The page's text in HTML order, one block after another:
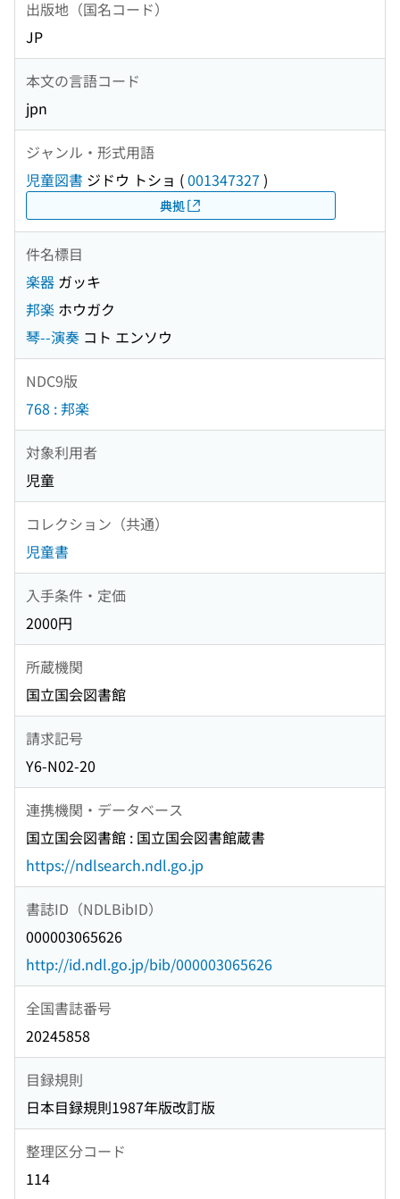
出版地（国名コード）
JP
本文の言語コード
jpn
ジャンル・形式用語
児童図書 ジドウ トショ (001347327 )
典拠
件名標目
楽器 ガッキ
邦楽 ホウガク
琴--演奏 コト エンソウ
NDC9版
768 : 邦楽
対象利用者
児童
コレクション（共通）
児童書
入手条件・定価
2000円
所蔵機関
国立国会図書館
請求記号
Y6-N02-20
連携機関・データベース
国立国会図書館 : 国立国会図書館蔵書
https://ndlsearch.ndl.go.jp
書誌ID（NDLBibID）
000003065626
http://id.ndl.go.jp/bib/000003065626
全国書誌番号
20245858
目録規則
日本目録規則1987年版改訂版
整理区分コード
114